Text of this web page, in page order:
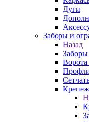
Дуги
Заборы и
Назад
Заборы
Ворота